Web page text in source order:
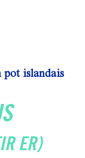
pot islandais
ER)